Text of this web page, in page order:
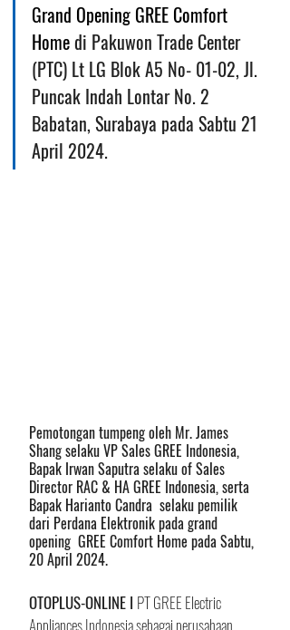
Grand Opening GREE Comfort
Home di Pakuwon Trade Center
(PTC) Lt LG Blok A5 No- 01-02, Jl.
Puncak Indah Lontar No. 2
Babatan, Surabaya pada Sabtu 21
April 2024.
Pemotongan tumpeng oleh Mr. James
Shang selaku VP Sales GREE Indonesia,
Bapak Irwan Saputra selaku of Sales
Director RAC & HA GREE Indonesia, serta
Bapak Harianto Candra  selaku pemilik
dari Perdana Elektronik pada grand
opening  GREE Comfort Home pada Sabtu,
20 April 2024.
OTOPLUS-ONLINE I PT GREE Electric
Appliances Indonesia sebagai perusahaan